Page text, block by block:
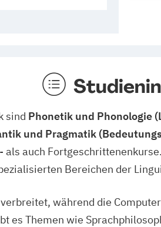
sind Phonetik und Phonologie
und Pragmatik
als auch
Bereichen der
während die
es Themen wie